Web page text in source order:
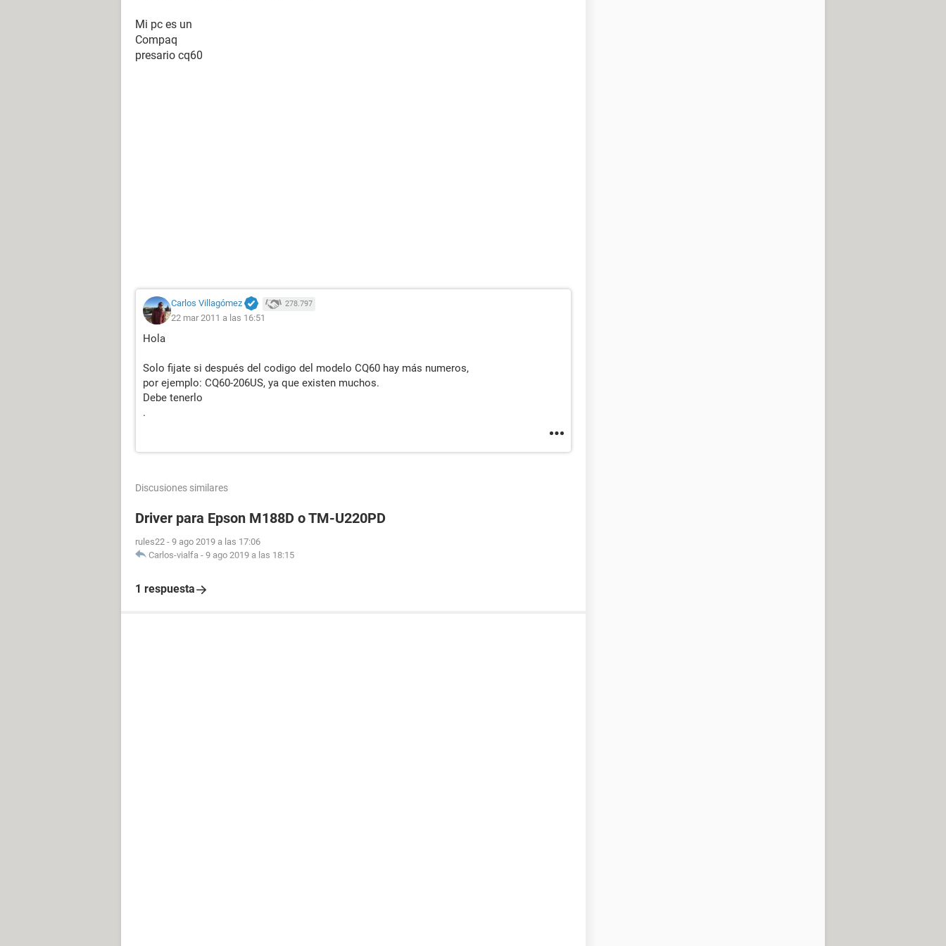
Mi pc es un
Compaq
presario cq60
Carlos Villagómez 278.797
22 mar 2011 a las 16:51
Hola
Solo fijate si después del codigo del modelo CQ60 hay más numeros,
por ejemplo: CQ60-206US, ya que existen muchos.
Debe tenerlo
.
Discusiones similares
Driver para Epson M188D o TM-U220PD
rules22 - 9 ago 2019 a las 17:06
Carlos-vialfa - 9 ago 2019 a las 18:15
1 respuesta